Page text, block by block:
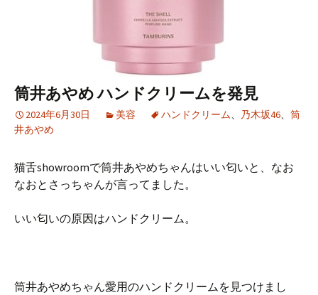
筒井あやめ ハンドクリームを発見
2024年6月30日 美容 ハンドクリーム、 乃木坂46、 筒
井あやめ
猫舌showroomで筒井あやめちゃんはいい匂いと、なお
なおとさっちゃんが言ってました。
いい匂いの原因はハンドクリーム。
筒井あやめちゃん愛用のハンドクリームを見つけまし